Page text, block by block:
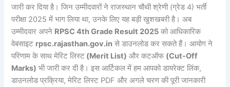
जारी कर दिया है। जिन उम्मीदवारों ने राजस्थान चौथी श्रेणी (ग्रेड 4) भर्ती
परीक्षा 2025 में भाग लिया था, उनके लिए यह बड़ी खुशखबरी है। अब
उम्मीदवार अपने RPSC 4th Grade Result 2025 को आधिकारिक
वेबसाइट rpsc.rajasthan.gov.in से डाउनलोड कर सकते हैं। आयोग ने
परिणाम के साथ मेरिट लिस्ट (Merit List) और कटऑफ (Cut-Off
Marks) भी जारी कर दी है। इस आर्टिकल में हम आपको डायरेक्ट लिंक,
डाउनलोड प्रक्रिया, मेरिट लिस्ट PDF और अगले चरण की पूरी जानकारी